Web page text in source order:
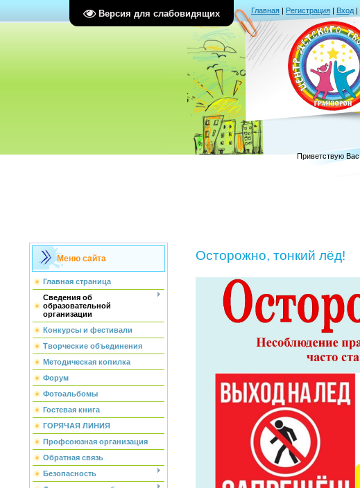
Версия для слабовидящих Главная | Регистрация | Вход |
Приветствую Вас
Меню сайта
Главная страница
Сведения об
образовательной
организации
Конкурсы и фестивали
Творческие объединения
Методическая копилка
Форум
Фотоальбомы
Гостевая книга
ГОРЯЧАЯ ЛИНИЯ
Профсоюзная организация
Обратная связь
Безопасность
Осторожно, тонкий лёд!